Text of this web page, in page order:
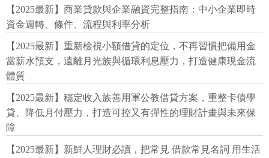
【2025最新】商業貸款與企業融資完整指南：中小企業即時
資金週轉、條件、流程與利率分析
【2025最新】重新檢視小額借貸的定位，不再習慣把備用金
當薪水預支，遠離月光族與循環利息壓力，打造健康現金流
體質
【2025最新】穩定收入族善用軍公教借貸方案，重整卡債學
貸、降低月付壓力，打造可控又有彈性的理財計畫與未來保
障
【2025最新】新鮮人理財必讀，把常見 借款常見名詞 用生活